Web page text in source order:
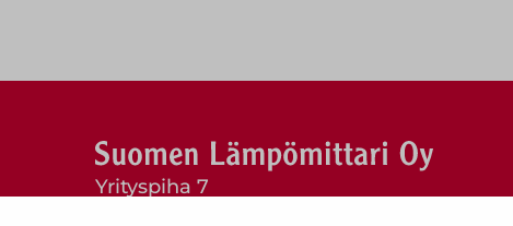
Yrityspiha 7